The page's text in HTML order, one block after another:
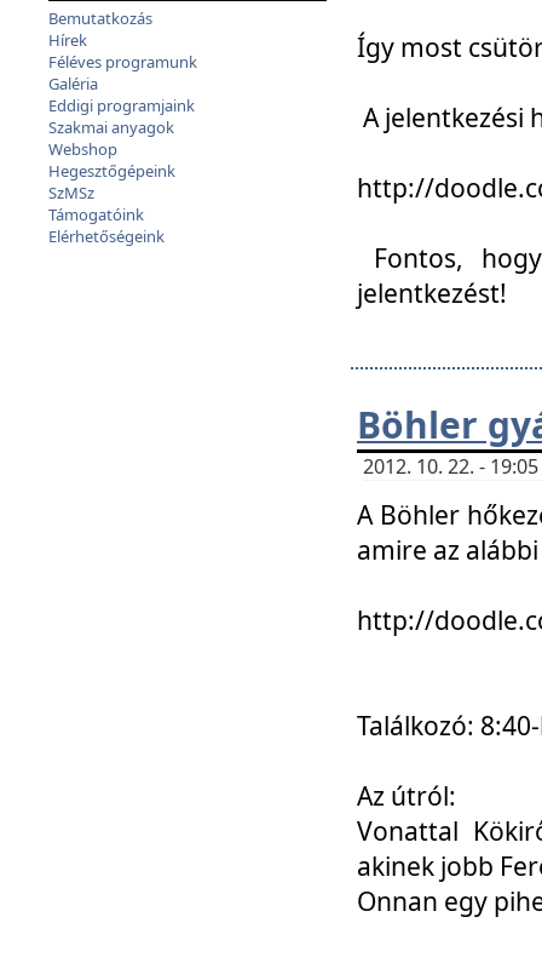
Bemutatkozás
Hírek
Féléves programunk
Galéria
Eddigi programjaink
Szakmai anyagok
Webshop
Hegesztőgépeink
SzMSz
Támogatóink
Elérhetőségeink
Így most
A jelentkezési
http://
Fontos,
jelentkezést!
Böhler
2012. 10. 22. -
A Böhler
amire az
http://
Találkozó:
Az útról:
Vonattal
akinek jobb
Onnan egy